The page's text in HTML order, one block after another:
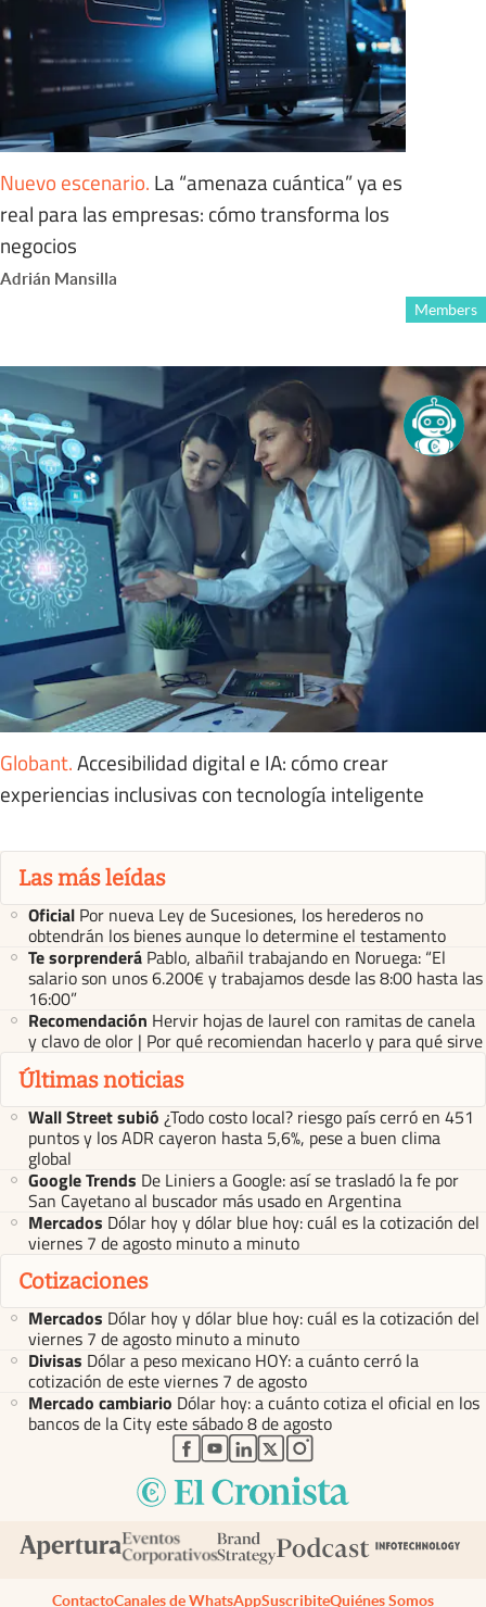
Nuevo escenario. La “amenaza cuántica” ya es
real para las empresas: cómo transforma los
negocios
Adrián Mansilla
Members
Globant.Accesibilidad digital e IA: cómo crear
experiencias inclusivas con tecnología inteligente
Las más leídas
Oficial Por nueva Ley de Sucesiones, los herederos no
obtendrán los bienes aunque lo determine el testamento
Te sorprenderá Pablo, albañil trabajando en Noruega: “El
salario son unos 6.200€ y trabajamos desde las 8:00 hasta las
16:00”
Recomendación Hervir hojas de laurel con ramitas de canela
y clavo de olor | Por qué recomiendan hacerlo y para qué sirve
Últimas noticias
Wall Street subió ¿Todo costo local? riesgo país cerró en 451
puntos y los ADR cayeron hasta 5,6%, pese a buen clima
global
Google Trends De Liniers a Google: así se trasladó la fe por
San Cayetano al buscador más usado en Argentina
Mercados Dólar hoy y dólar blue hoy: cuál es la cotización del
viernes 7 de agosto minuto a minuto
Cotizaciones
Mercados Dólar hoy y dólar blue hoy: cuál es la cotización del
viernes 7 de agosto minuto a minuto
Divisas Dólar a peso mexicano HOY: a cuánto cerró la
cotización de este viernes 7 de agosto
Mercado cambiario Dólar hoy: a cuánto cotiza el oficial en los
bancos de la City este sábado 8 de agosto
abre en nueva pestaña
abre en nueva pestaña
abre en nueva pestaña
abre en nueva pestaña
abre en nueva pestaña
ContactoCanales de WhatsAppSuscribiteQuiénes Somos